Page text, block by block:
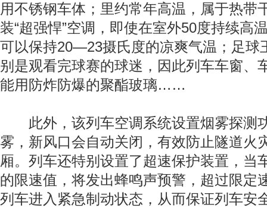
用不锈钢车体；里约常年高温，属于热带
装“超强悍”空调，即使在室外50度持续高
可以保持20—23摄氏度的凉爽气温；足球
别是观看完球赛的球迷，因此列车车窗、
能用防炸防爆的聚酯玻璃……
此外，该列车空调系统设置烟雾探测
雾，新风口会自动关闭，有效防止隧道火
厢。列车还特别设置了超速保护装置，当
的限速值，将发出蜂鸣声预警，超过限定
列车进入紧急制动状态，从而保证列车安